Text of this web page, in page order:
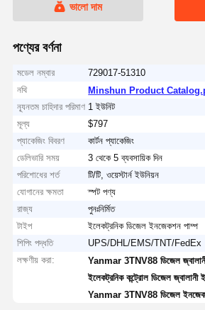
ভালো দাম
পণ্যের বর্ণনা
মডেল নম্বার
729017-51310
নথি
Minshun Product
ন্যূনতম চাহিদার পরিমাণ 1 ইউনিট
মূল্য
$797
প্যাকেজিং বিবরণ
কার্টন প্যাকেজিং
ডেলিভারি সময়
3 থেকে 5 ব্যবসায়িক দিন
পরিশোধের শর্ত
টি/টি, ওয়েস্টার্ন ইউনিয়ন
যোগানের ক্ষমতা
স্পট পণ্য
রাজ্য
পুনঃনির্মিত
টাইপ
ইলেকট্রনিক ডিজেল ইনজেকশন পাম্প
শিপিং পদ্ধতি
UPS/DHL/EMS/TNT/FedEx
লক্ষণীয় করা:
Yanmar 3TNV88 ডিজেল
ইলেকট্রনিক কন্ট্রোল ডিজেল জ্বালানী
Yanmar 3TNV88 ডিজেল